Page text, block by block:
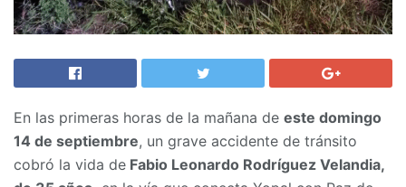
En las primeras horas de la mañana de este domingo
14 de septiembre, un grave accidente de tránsito
cobró la vida de Fabio Leonardo Rodríguez Velandia,